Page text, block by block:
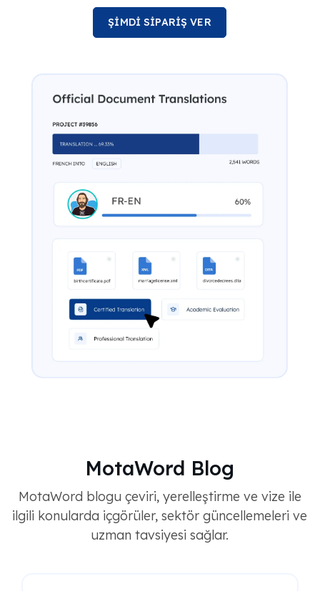
ŞİMDİ SİPARİŞ VER
MotaWord Blog
MotaWord blogu çeviri, yerelleştirme ve vize ile
ilgili konularda içgörüler, sektör güncellemeleri ve
uzman tavsiyesi sağlar.